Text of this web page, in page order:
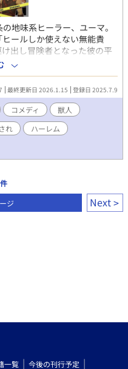
地味系ヒーラー、ユーマ。
ールしか使えない無能貴
出し冒険者となった彼の平
い“壊れた心”と“穢れた
バル」が隠されていた。
つて森で助けた獣人ショタ
最強プラチナランクの冒険
ショタを放っておけないユ
した獣人ショタたちとの奇
りスローライフを夢見るユ
」としての才能も開花さ
。 ​しかし、ある朝目覚める
ていて――！？ ​愛と筋肉の
規格外の強さを誇る獣人た
る異世界溺愛コメディ。
ろ――！！！！」
最終更新日 2026.1.15 登録日 2025.7.9
コメディ
獣人
れ
ハーレム
件
ジ Next
一覧 今後の刊行予定